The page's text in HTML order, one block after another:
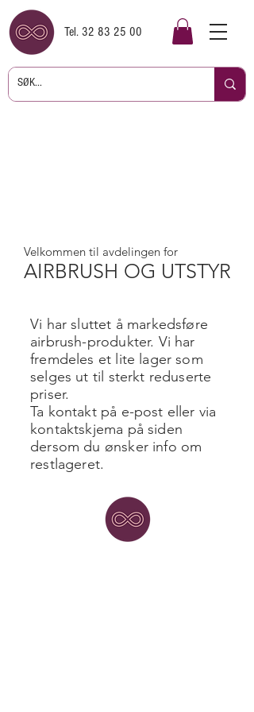
Tel. 32 83 25 00
Velkommen til avdelingen for
AIRBRUSH OG UTSTYR
Vi har sluttet å markedsføre
airbrush-produkter. Vi har
fremdeles et lite lager som
selges ut til sterkt reduserte
priser.
Ta kontakt på e-post eller via
kontaktskjema på siden
dersom du ønsker info om
restlageret.